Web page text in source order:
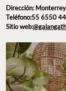
Dirección:
Teléfono:55
Sitio web: